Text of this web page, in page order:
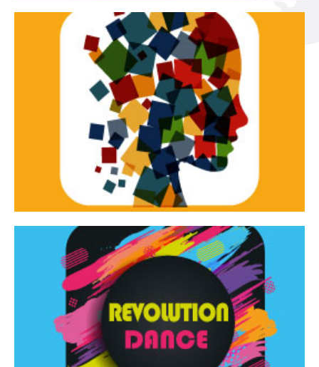
Tracce dinamiche
Tracce Dinamiche è una rassegna di teatro
d’innovazione e sperimentale.
Continua
Revolution Dance
Rassegna di danza contemporanea – I Edizione